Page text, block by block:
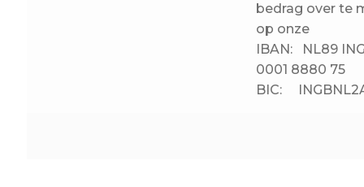
bedrag over te
op onze
IBAN: NL89
0001 8880 75
BIC: